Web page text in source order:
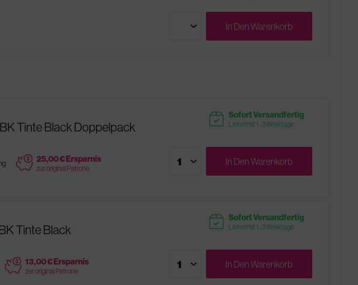
In DenWarenkorb
Tinte Black Doppelpack
price 25,00 € Ersparnis
zur original Patrone
readytoship Sofort Versandfertig
Lieferfrist 1-3 Werktage
In DenWarenkorb
Tinte Black
price 13,00 € Ersparnis
zur original Patrone
readytoship Sofort Versandfertig
Lieferfrist 1-3 Werktage
In DenWarenkorb